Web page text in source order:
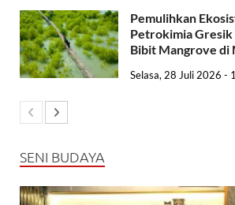
Pemulihkan
Petrokimia Gresik
Bibit Mangrove di
Selasa, 28 Juli 2026 -
SENI BUDAYA